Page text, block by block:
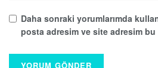
Daha sonraki yorumlarımda
posta adresim ve site adresim bu